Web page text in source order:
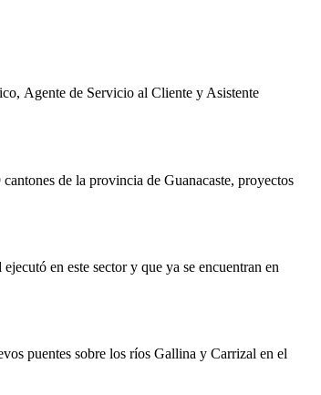
Agente de Servicio al Cliente y Asistente
de la provincia de Guanacaste, proyectos
en este sector y que ya se encuentran en
puentes sobre los ríos Gallina y Carrizal en el